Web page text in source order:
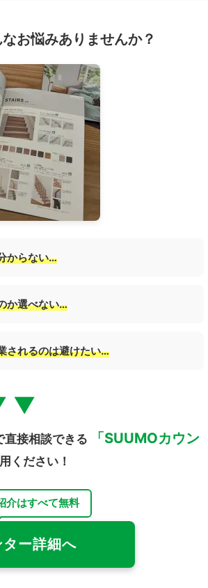
お悩みありませんか？
からない…
か選べない…
されるのは避けたい…
▼
直接相談できる
「SUUMOカウン
ください！
介はすべて無料
ー詳細へ